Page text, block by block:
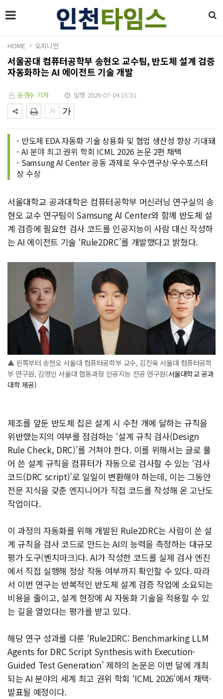
HOME 오피니언
서울공대 컴퓨터공학부 송현오 교수팀, 반도체 설계 검증
자동화하는 AI 에이전트 기술 개발
윤경수 기자 발행 2026-07-04 15:51
- 반도체 EDA 자동화 기술 상용화 및 협업 생산성 향상 기대돼
- AI 분야 최고 권위 학회 ICML 2026 논문 2편 채택
- Samsung AI Center 공동 과제로 우수연구상·우수포스터
상 수상
서울대학교 공과대학은 컴퓨터공학부 머신러닝 연구실의 송
현오 교수 연구팀이 Samsung AI Center와 함께 반도체 설
계 검증에 필요한 검사 코드를 인공지능이 사람 대신 작성하
는 AI 에이전트 기술 ‘Rule2DRC’를 개발했다고 밝혔다.
▲ 왼쪽부터 송현오 서울대 컴퓨터공학부 교수, 김진욱 서울대 컴퓨터공학
부 연구원, 김영인 서울대 협동과정 인공지능 전공 연구원(서울대학교 공과
대학 제공)
제조를 앞둔 반도체 칩은 설계 시 수천 개에 달하는 규칙을
위반했는지의 여부를 점검하는 ‘설계 규칙 검사(Design
Rule Check, DRC)’를 거쳐야 한다. 이를 위해서는 글로 풀
어 쓴 설계 규칙을 컴퓨터가 자동으로 검사할 수 있는 ‘검사
코드(DRC script)’로 일일이 변환해야 하는데, 이는 그동안
전문 지식을 갖춘 엔지니어가 직접 코드를 작성해 온 고난도
작업이다.
이 과정의 자동화를 위해 개발된 Rule2DRC는 사람이 쓴 설
계 규칙을 검사 코드로 만드는 AI의 능력을 측정하는 대규모
평가 도구(벤치마크)다. AI가 작성한 코드를 실제 검사 엔진
에서 직접 실행해 정상 작동 여부까지 확인할 수 있다. 따라
서 이번 연구는 반복적인 반도체 설계 검증 작업에 소요되는
비용을 줄이고, 설계 현장에 AI 자동화 기술을 적용할 수 있
는 길을 열었다는 평가를 받고 있다.
해당 연구 성과를 다룬 ‘Rule2DRC: Benchmarking LLM
Agents for DRC Script Synthesis with Execution-
Guided Test Generation’ 제하의 논문은 이번 달에 개최
되는 AI 분야의 세계 최고 권위 학회 ‘ICML 2026’에서 채택·
발표될 예정이다.